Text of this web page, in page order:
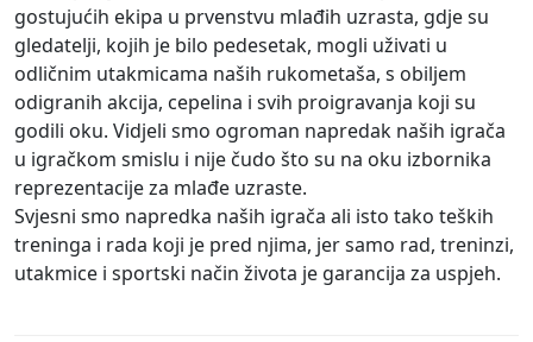
gostujućih ekipa u prvenstvu mlađih uzrasta, gdje su
gledatelji, kojih je bilo pedesetak, mogli uživati u
odličnim utakmicama naših rukometaša, s obiljem
odigranih akcija, cepelina i svih proigravanja koji su
godili oku. Vidjeli smo ogroman napredak naših igrača
u igračkom smislu i nije čudo što su na oku izbornika
reprezentacije za mlađe uzraste.
Svjesni smo napredka naših igrača ali isto tako teških
treninga i rada koji je pred njima, jer samo rad, treninzi,
utakmice i sportski način života je garancija za uspjeh.